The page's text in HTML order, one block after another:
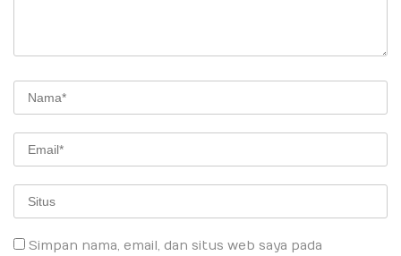
Simpan nama, email, dan situs web saya pada